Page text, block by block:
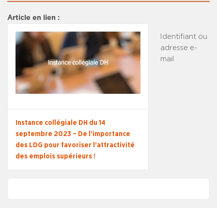
Article en lien :
Instance collégiale DH du 14
septembre 2023 – De l’importance
des LDG pour favoriser l’attractivité
des emplois supérieurs !
Identifiant ou
adresse e-
mail